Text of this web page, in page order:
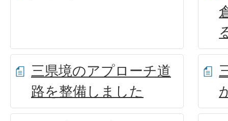
三県境のアプローチ道
路を整備しました